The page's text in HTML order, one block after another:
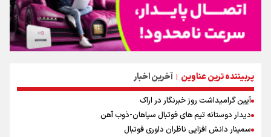
پربیننده ترین عناوین | آخرین اخبار
آیین گرامیداشت روز خبرنگار در اراک
دیدار دوستانه تیم های فوتبال سپاهان-ذوب آهن
سمینار دانش افزایی ناظران داوری فوتبال